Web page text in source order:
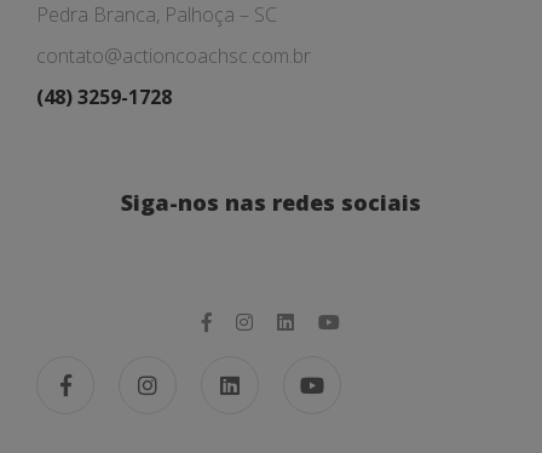
Pedra Branca, Palhoça – SC
contato@actioncoachsc.com.br
(48) 3259-1728
Siga-nos nas redes sociais